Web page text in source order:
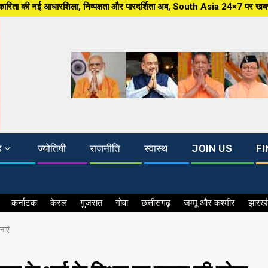
निष्पक्षता और पारदर्शिता अब, South Asia 24×7 पर खबर ग्राउंड
ज्योतिषी राजनीति स्वास्थ JOIN US
कर्नाटक केरल गुजरात गोवा छत्तीसगढ़ जम्मू और कश्मीर